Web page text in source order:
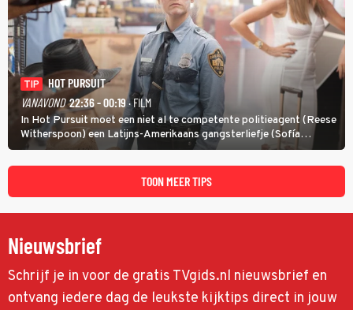
TIP
HOT PURSUIT
VANAVOND 22:36 - 00:19· FILM
In Hot Pursuit moet een niet al te competente politieagent (Reese
Witherspoon) een Latijns-Amerikaans gangsterliefje (Sofía
Vergara) beschermen tegen corrupte agenten en moordlustige
maffiatypes.
TOON MEER TIPS
Nieuwsbrief
Schrijf je in voor de gratis TVgids.nl nieuwsbrief en
ontvang iedere dag de leukste kijktips direct in jouw